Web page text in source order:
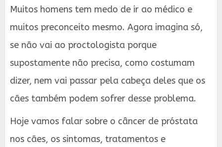
Muitos homens tem medo de ir ao médico e
muitos preconceito mesmo. Agora imagina só,
se não vai ao proctologista porque
supostamente não precisa, como costumam
dizer, nem vai passar pela cabeça deles que os
cães também podem sofrer desse problema.
Hoje vamos falar sobre o câncer de próstata
nos cães, os sintomas, tratamentos e